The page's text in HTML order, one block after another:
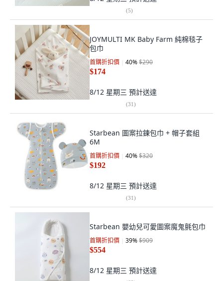
(5)
JOYMULTI MK Baby Farm 純棉毯子
包巾
首購折扣價 40%$290
$174
8/12 星期三 預計送達
(31)
Starbean 圖案拉鍊包巾 + 帽子套組
6M
首購折扣價 40%$320
$192
8/12 星期三 預計送達
(31)
Starbean 嬰幼兒可愛圖案魔鬼氈包巾
首購折扣價 39%$909
$554
8/12 星期三 預計送達